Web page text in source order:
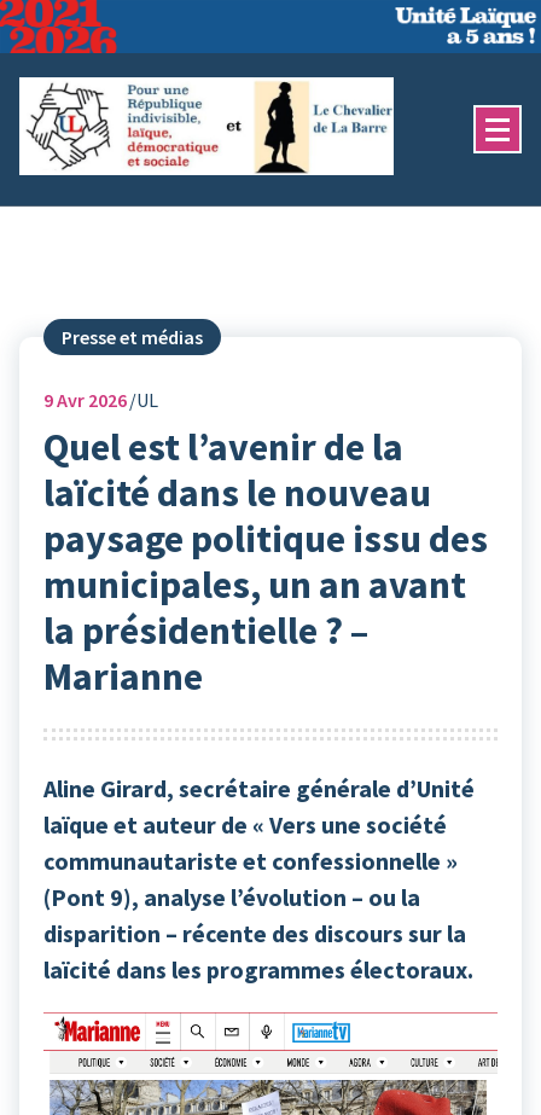
Aller
au
contenu
Presse et médias
9Avr 2026 UL
Quel est l’avenir de la
laïcité dans le nouveau
paysage politique issu des
municipales, un an avant
la présidentielle ? –
Marianne
Aline Girard, secrétaire générale d’Unité
laïque et auteur de « Vers une société
communautariste et confessionnelle »
(Pont 9), analyse l’évolution – ou la
disparition – récente des discours sur la
laïcité dans les programmes électoraux.